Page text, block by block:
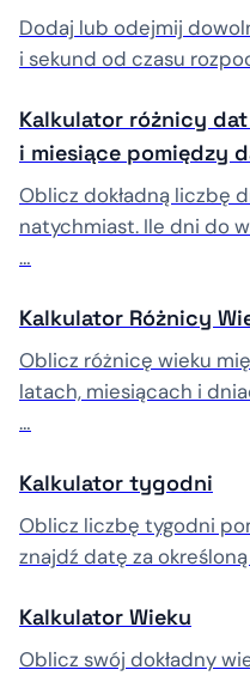
Dodaj lub odejmij
i sekund od czasu
Kalkulator różnicy
i miesiące pomiędzy
Oblicz dokładną liczbę
natychmiast. Ile dni do
…
Kalkulator Różnicy
Oblicz różnicę wieku
latach, miesiącach i
…
Kalkulator tygodni
Oblicz liczbę tygodni
znajdź datę za
Kalkulator Wieku
Oblicz swój dokładny